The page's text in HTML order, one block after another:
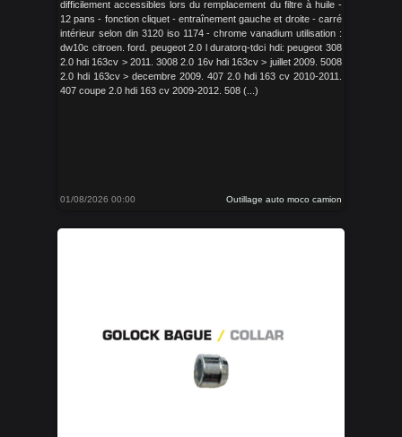
difficilement accessibles lors du remplacement du filtre à huile -
12 pans - fonction cliquet - entraînement gauche et droite - carré
intérieur selon din 3120 iso 1174 - chrome vanadium utilisation :
dw10c citroen. ford. peugeot 2.0 l duratorq-tdci hdi: peugeot 308
2.0 hdi 163cv > 2011. 3008 2.0 16v hdi 163cv > juillet 2009. 5008
2.0 hdi 163cv > decembre 2009. 407 2.0 hdi 163 cv 2010-2011.
407 coupe 2.0 hdi 163 cv 2009-2012. 508 (...)
01/08/2026 00:00 Outillage auto moco camion